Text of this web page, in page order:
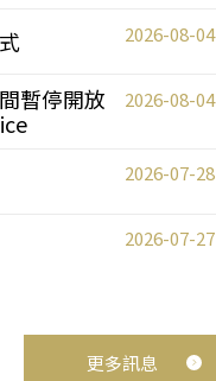
2026-08-04
暫停開放
2026-08-04
2026-07-28
2026-07-27
更多訊息